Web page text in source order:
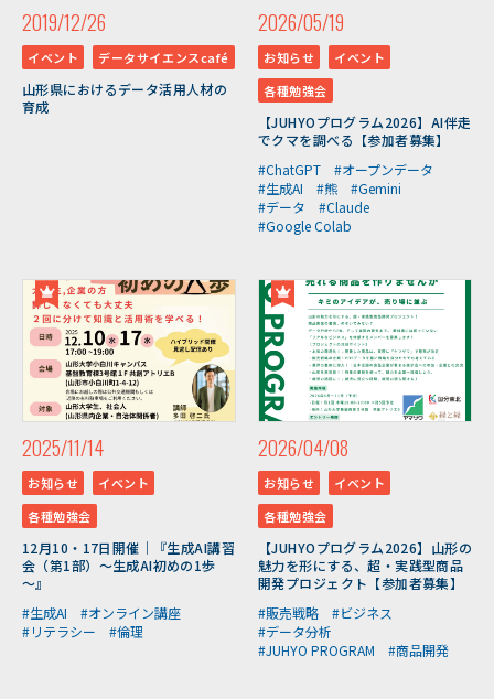
2019/12/26
イベント データサイエンスcafé
山形県におけるデータ活用人材の
育成
2026/05/19
お知らせ
イベント
各種勉強会
【JUHYOプログラム2026】AI伴走
でクマを調べる【参加者募集】
#ChatGPT
#オープンデータ
#生成AI
#熊
#Gemini
#データ
#Claude
#Google Colab
2025/11/14
お知らせ
イベント
各種勉強会
12月10・17日開催｜『生成AI講習
会（第1部）～生成AI初めの1歩
～』
#生成AI
#オンライン講座
#リテラシー
#倫理
2026/04/08
お知らせ
イベント
各種勉強会
【JUHYOプログラム2026】山形の
魅力を形にする、超・実践型商品
開発プロジェクト【参加者募集】
#販売戦略
#ビジネス
#データ分析
#JUHYO PROGRAM
#商品開発